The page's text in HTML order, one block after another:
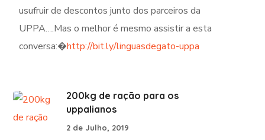
usufruir de descontos junto dos parceiros da
UPPA….Mas o melhor é mesmo assistir a esta
conversa:�http://bit.ly/linguasdegato-uppa
200kg de ração para os
uppalianos
2 de Julho, 2019